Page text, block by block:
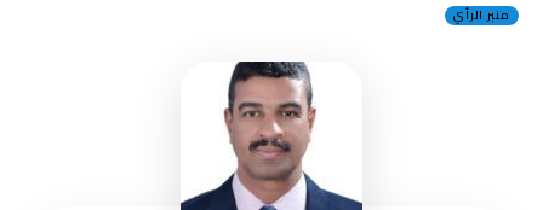
منبر الرأي